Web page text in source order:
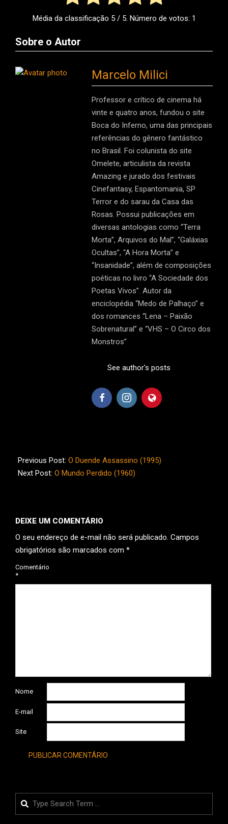
Média da classificação 5/ 5. Número de votos: 1
Sobre o Autor
Marcelo Milici
Professor e crítico de cinema há
vinte e quatro anos, fundou o site
Boca do Inferno, uma das principais
referências do gênero fantástico
no Brasil. Foi colunista do site
Omelete, articulista da revista
Amazing e jurado dos festivais
Cinefantasy, Espantomania, SP
Terror e do sarau da Casa das
Rosas. Possui publicações em
diversas antologias como “Terra
Morta”, Arquivos do Mal”, “Galáxias
Ocultas”, “A Hora Morta” e
“Insanidade”, além de composições
poéticas no livro “A Sociedade dos
Poetas Vivos”. Autor da
enciclopédia “Medo de Palhaço” e
dos romances “Lena – Paixão
Sobrenatural” e “VHS – O Circo dos
Monstros”
See author's posts
01-
13
Previous Post: O Duende Assassino (1995)
Next Post: O Mundo Perdido (1960)
DEIXE UM COMENTÁRIO
O seu endereço de e-mail não será publicado. Campos
obrigatórios são marcados com *
Comentário
*
Nome
E-mail
Site
Search